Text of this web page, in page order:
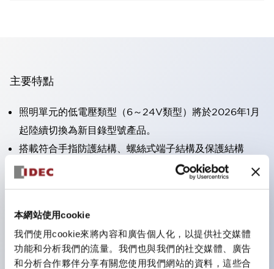
本網站使用cookie
我們使用cookie來將內容和廣告個人化，以提供社交媒體
功能和分析我們的流量。我們也與我們的社交媒體、廣告
和分析合作夥伴分享有關您使用我們網站的資料，這些合
主要特點
照明單元的低電壓類型（6～24V類型）將於2026年1月
起陸續切換為新目錄型號產品。
搭載符合手指防護結構、螺絲式端子結構及保護結構
IP20的HW-U型接點塊。
一顆LED燈泡（LSRD燈泡）即可表現六種顏色。過去分
別為每種顏色設計的LED燈泡，現在可用一顆單色LED
燈泡來表現各種顏色。